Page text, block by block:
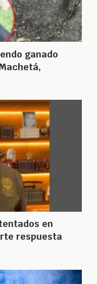
ganado
en
respuesta